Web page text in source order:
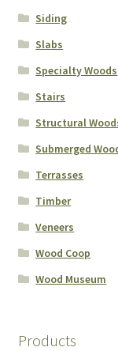
Siding
Slabs
Specialty Woods
Stairs
Structural
Submerged
Terrasses
Timber
Veneers
Wood Coop
Wood Museum
Products